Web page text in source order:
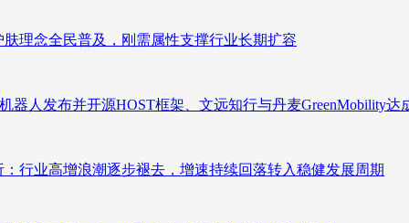
理念全民普及，刚需属性支撑行业长期扩容
器人发布并开源HOST框架、文远知行与丹麦GreenMobility达
行业高增浪潮逐步褪去，增速持续回落转入稳健发展周期